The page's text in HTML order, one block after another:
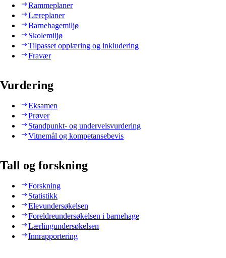
Rammeplaner
Læreplaner
Barnehagemiljø
Skolemiljø
Tilpasset opplæring og inkludering
Fravær
Vurdering
Eksamen
Prøver
Standpunkt- og underveisvurdering
Vitnemål og kompetansebevis
Tall og forskning
Forskning
Statistikk
Elevundersøkelsen
Foreldreundersøkelsen i barnehage
Lærlingundersøkelsen
Innrapportering